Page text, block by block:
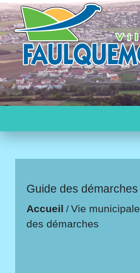
Guide des démarches
Accueil /Vie municipale
des démarches